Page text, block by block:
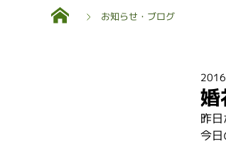
お知らせ・ブログ
婚
昨
今日